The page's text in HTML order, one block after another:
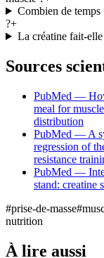
Combien de temps
?+
La créatine fait-
Sources
PubMed —
meal for
distribution
PubMed — A
regression of
resistance
PubMed —
stand: creatine
#prise-de-masse#
nutrition
À lire aussi